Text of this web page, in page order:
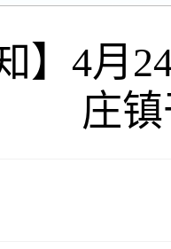
】4月
庄